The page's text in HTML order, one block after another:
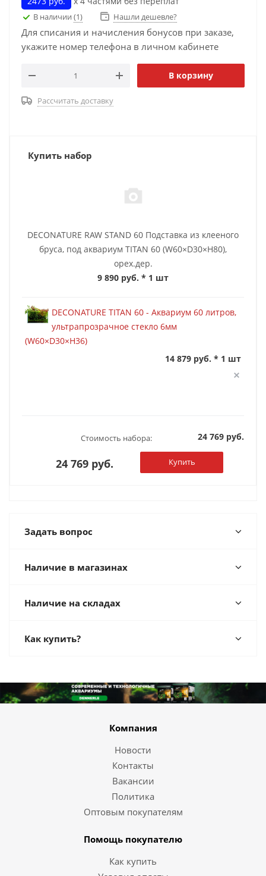
В наличии (1) Нашли дешевле?
Для списания и начисления бонусов при заказе,
укажите номер телефона в личном кабинете
В корзину
Рассчитать доставку
Купить набор
DECONATURE RAW STAND 60 Подставка из клееного
бруса, под аквариум TITAN 60 (W60×D30×H80),
орех.дер.
9 890 руб. * 1 шт
DECONATURE TITAN 60 - Аквариум 60 литров,
ультрапрозрачное стекло 6мм
(W60×D30×H36)
14 879 руб. * 1 шт
Стоимость набора: 24 769 руб.
24 769 руб. Купить
Задать вопрос
Наличие в магазинах
Наличие на складах
Как купить?
Компания
Новости
Контакты
Вакансии
Политика
Оптовым покупателям
Помощь покупателю
Как купить